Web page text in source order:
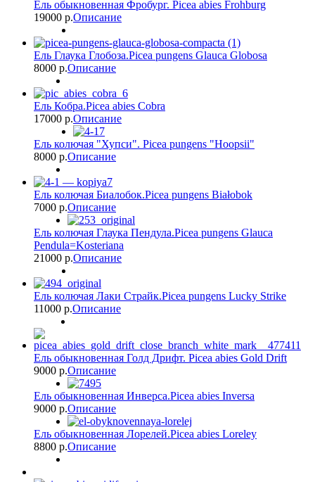
Ель обыкновенная Фробург. Picea abies Frohburg
19000 p.Описание
Ель Глаука Глобоза.Picea pungens Glauca Globosa
8000 p.Описание
Ель Кобра.Picea abies Cobra
17000 p.Описание
Ель колючая "Хупси". Picea pungens "Hoopsii"
8000 p.Описание
Ель колючая Биалобок.Picea pungens Białobok
7000 p.Описание
Ель колючая Глаука Пендула.Picea pungens Glauca
Pendula=Kosteriana
21000 p.Описание
Ель колючая Лаки Страйк.Picea pungens Lucky Strike
11000 p.Описание
Ель обыкновенная Голд Дрифт. Picea abies Gold Drift
9000 p.Описание
Ель обыкновенная Инверса.Picea abies Inversa
9000 p.Описание
Ель обыкновенная Лорелей.Picea abies Loreley
8800 p.Описание